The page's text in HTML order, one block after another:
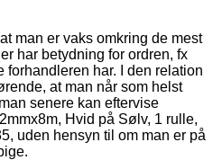
man er vaks omkring de mest
har betydning for ordren, fx
forhandleren har. I den relation
at man når som helst
senere kan eftervise
Hvid på Sølv, 1 rulle,
uden hensyn til om man er på